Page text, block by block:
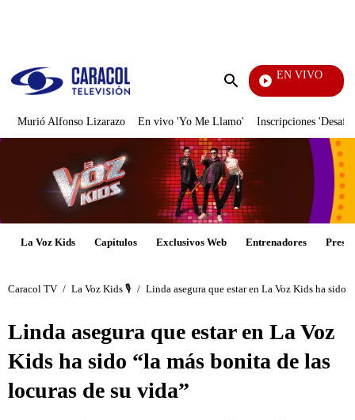
Enviar
EN VIVO
Rafael Orozco
Murió Alfonso Lizarazo En vivo 'Yo Me Llamo' Inscripciones
La Voz Kids Capítulos Exclusivos Web Entrenadores
Caracol TV / La Voz Kids 🎙️ / Linda asegura que estar en La Voz Kids ha sido
Linda asegura que estar en La Voz
Kids ha sido “la más bonita de las
locuras de su vida”